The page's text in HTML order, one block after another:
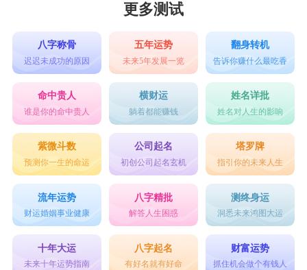
“栩”读“xǔ”，五行属木，和“羽”字组成的左右结
构，源自成语“栩栩如生”，常用来形容生动传神的
样子，也有一些古籍将“栩”字解释为“柔”，所
以，“栩”字加在女孩名字中，体现了女孩温婉、柔
雅的性格特点;顺口悦耳，十分雅致。
“柠”，五行属木，常见于“柠檬”，放在人名中，能
够很好的传达出一种清新、唯美的感受;能很好的
体现出一种新颖感和独特性。此字作为女孩的名
更多测试
八字称骨
迟迟未成功的原因
五年运势
未来5年发展一览
翻身转机
告诉你赚什么最吃香
命中贵人
谁是你的命中贵人
横财运
躺着都能赚钱
姓名详批
姓名对人生的影响
紫微斗数
预测你一生的命运
公司起名
初创公司起名玄机
塔罗牌
指引你的未来人生
流年运势
财运婚姻事业健康
八字精批
解答人生困惑
测终身运
洞悉未来鸿图大运
十年大运
未来十年运势指南
八字起名
有好名就有好命
财富运势
抓住机会做个有钱人